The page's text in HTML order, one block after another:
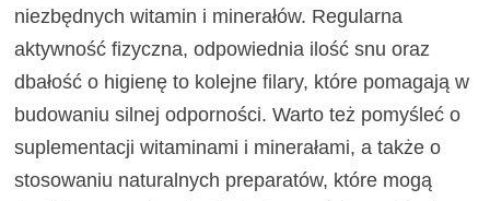
niezbędnych witamin i minerałów. Regularna
aktywność fizyczna, odpowiednia ilość snu oraz
dbałość o higienę to kolejne filary, które pomagają w
budowaniu silnej odporności. Warto też pomyśleć o
suplementacji witaminami i minerałami, a także o
stosowaniu naturalnych preparatów, które mogą